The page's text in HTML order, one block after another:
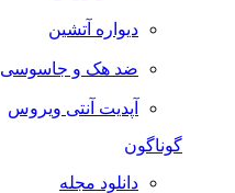
دیواره آتشین
ضد هک و جاسوسی
آپدیت آنتی ویروس
گوناگون
دانلود مجله